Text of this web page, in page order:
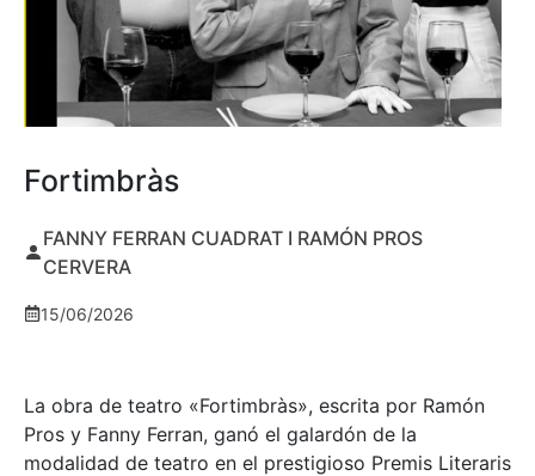
Fortimbràs
FANNY FERRAN CUADRAT I RAMÓN PROS
CERVERA
15/06/2026
La obra de teatro «Fortimbràs», escrita por Ramón
Pros y Fanny Ferran, ganó el galardón de la
modalidad de teatro en el prestigioso Premis Literaris